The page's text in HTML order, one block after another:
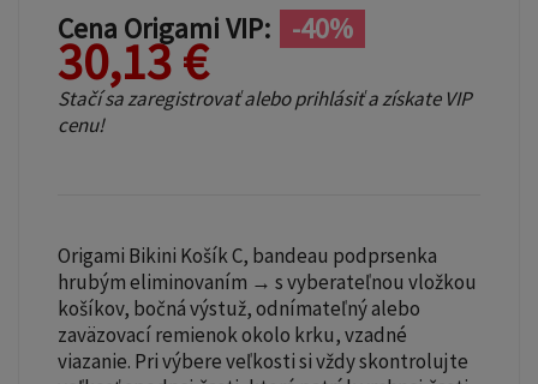
Cena Origami VIP: -40%
30,13 €
Stačí sa zaregistrovať alebo prihlásiť a získate VIP
cenu!
Origami Bikini Košík C, bandeau podprsenka
hrubým eliminovaním → s vyberateľnou vložkou
košíkov, bočná výstuž, odnímateľný alebo
zaväzovací remienok okolo krku, vzadné
viazanie. Pri výbere veľkosti si vždy skontrolujte